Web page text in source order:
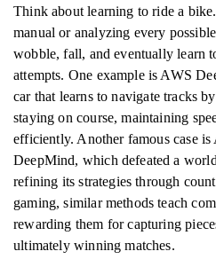
Think about learning to ride a
manual or analyzing every
wobble, fall, and eventually learn
attempts. One example is AWS
car that learns to navigate tracks
staying on course, maintaining
efficiently. Another famous case
DeepMind, which defeated a
refining its strategies through
gaming, similar methods teach
rewarding them for capturing
ultimately winning matches.